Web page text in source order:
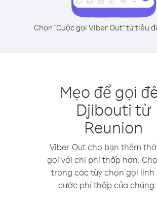
Chọn "Cuộc gọi Viber Out" từ tiêu
Mẹo để gọi
Djibouti từ
Reunion
Viber Out cho bạn thêm
gọi với chi phí thấp hơn.
trong các tùy chọn gọi linh
cước phí thấp của chúng